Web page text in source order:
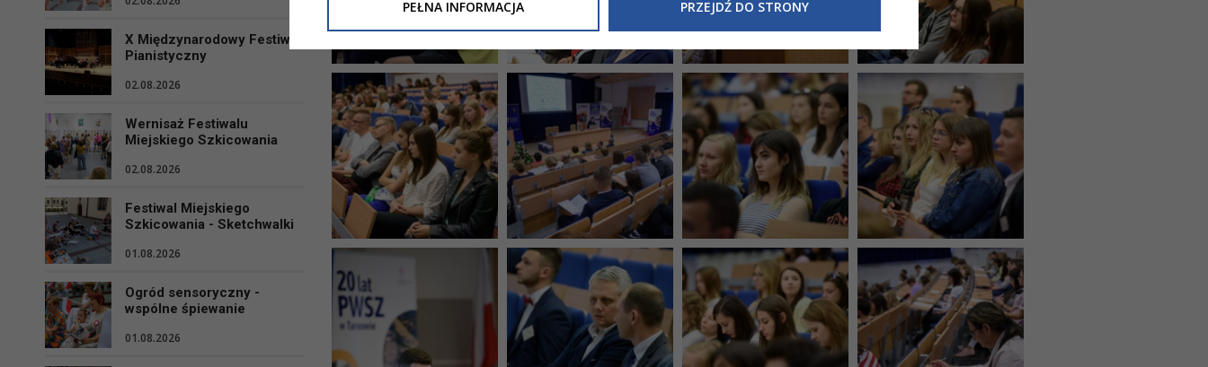
X Międzynarodowy Festiwal
Pianistyczny
02.08.2026
Wernisaż Festiwalu
Miejskiego Szkicowania
02.08.2026
Festiwal Miejskiego
Szkicowania - Sketchwalki
01.08.2026
Ogród sensoryczny -
wspólne śpiewanie
01.08.2026
Niniejsza informacja nie wymaga od Państwa żadnych dodatkowych działań.
PEŁNA INFORMACJA PRZEJDŹ DO STRONY